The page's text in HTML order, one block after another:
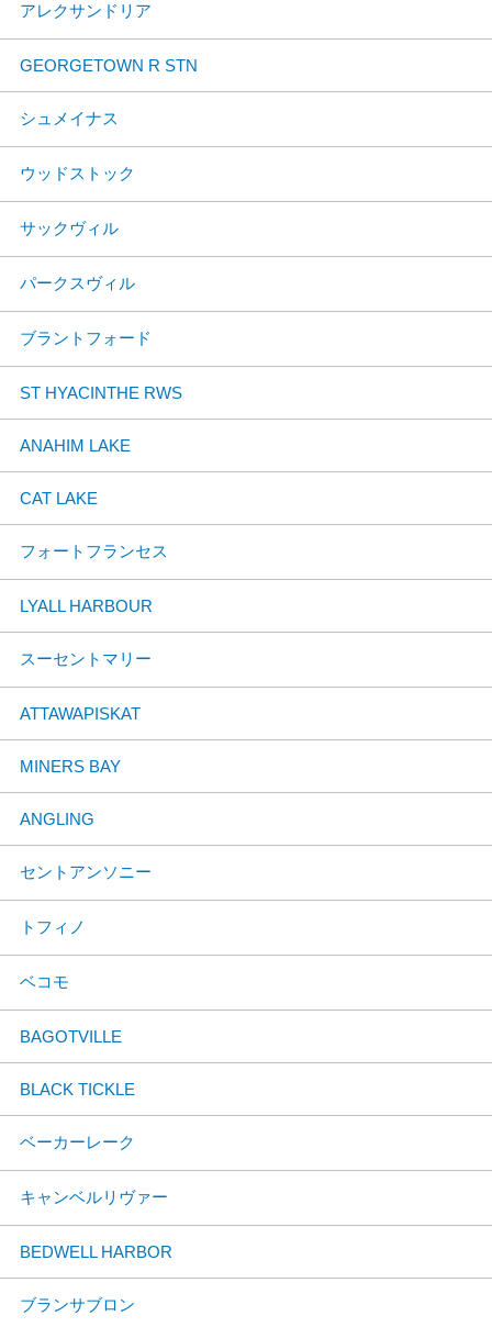
アレクサンドリア
GEORGETOWN R STN
シュメイナス
ウッドストック
サックヴィル
パークスヴィル
ブラントフォード
ST HYACINTHE RWS
ANAHIM LAKE
CAT LAKE
フォートフランセス
LYALL HARBOUR
スーセントマリー
ATTAWAPISKAT
MINERS BAY
ANGLING
セントアンソニー
トフィノ
ベコモ
BAGOTVILLE
BLACK TICKLE
ベーカーレーク
キャンベルリヴァー
BEDWELL HARBOR
ブランサブロン